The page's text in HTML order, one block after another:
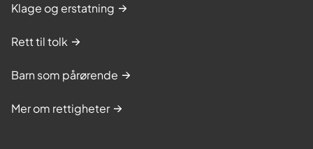
Klage og erstatning
Rett til tolk
Barn som pårørende
Mer om rettigheter